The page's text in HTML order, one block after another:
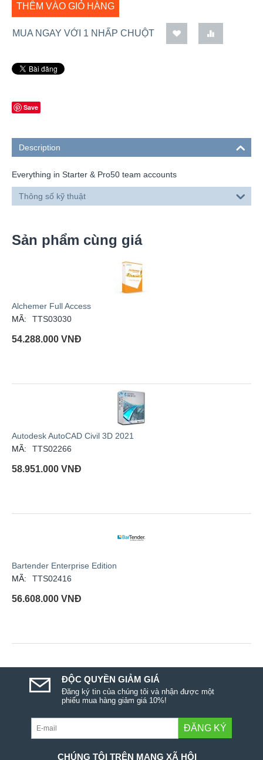
THÊM VÀO GIỎ HÀNG
MUA NGAY VỚI 1 NHẤP CHUỘT
Save
Description
Everything in Starter & Pro50 team accounts
Thông số kỹ thuật
Sản phẩm cùng giá
Alchemer Full Access
MÃ:
TTS03030
54.288.000 VNĐ
Autodesk AutoCAD Civil 3D 2021
MÃ:
TTS02266
58.951.000 VNĐ
Bartender Enterprise Edition
MÃ:
TTS02416
56.608.000 VNĐ
ĐỘC QUYỀN GIẢM GIÁ
Đăng ký tin của chúng tôi và nhận được một
phiếu mua hàng giảm giá 10%!
ĐĂNG KÝ
CHÚNG TÔI TRÊN MẠNG XÃ HỘI